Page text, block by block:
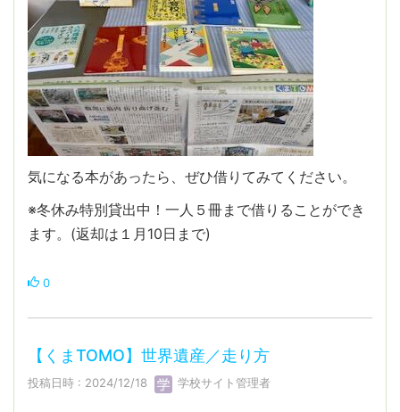
気になる本があったら、ぜひ借りてみてください。
※冬休み特別貸出中！一人５冊まで借りることができ
ます。(返却は１月10日まで)
0
【くまTOMO】世界遺産／走り方
投稿日時 : 2024/12/18 学校サイト管理者